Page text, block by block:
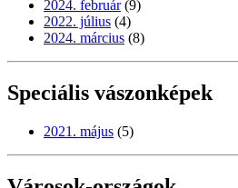
2024. február (9)
2022. július (4)
2024. március (8)
Speciális vászonképek
2021. május (5)